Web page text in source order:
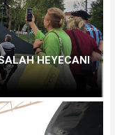
HEYECANI